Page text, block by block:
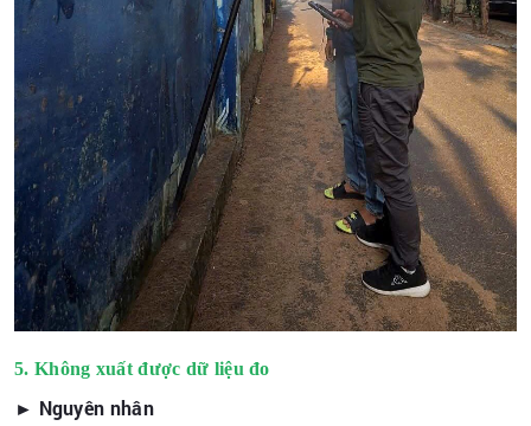
5. Không xuất được dữ liệu đo
► Nguyên nhân